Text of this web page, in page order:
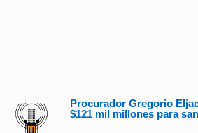
Procurador Gregorio
$121 mil millones para